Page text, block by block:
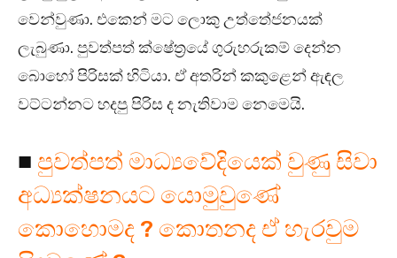
වෙන්වුණා. එකෙන් මට ලොකු උත්තේජනයක්
ලැබුණා. පුවත්පත් ක්ෂේත්‍රයේ ගුරුහරුකම් දෙන්න
බොහෝ පිරිසක් හිටියා. ඒ අතරින් කකුළෙන් ඇඳල
වට්ටන්නට හදපු පිරිස ද නැතිවාම නෙමෙයි.
■ පුවත්පත් මාධ්‍යවේදියෙක් වුණු සිවා
අධ්‍යක්ෂනයට යොමුවුණේ
කොහොමද ? කොතනද ඒ හැරවුම